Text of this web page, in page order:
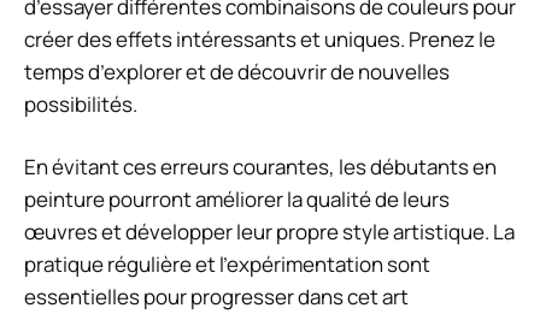
d’essayer différentes combinaisons de couleurs pour
créer des effets intéressants et uniques. Prenez le
temps d’explorer et de découvrir de nouvelles
possibilités.
En évitant ces erreurs courantes, les débutants en
peinture pourront améliorer la qualité de leurs
œuvres et développer leur propre style artistique. La
pratique régulière et l’expérimentation sont
essentielles pour progresser dans cet art